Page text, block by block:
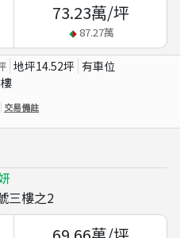
73.23萬/坪
87.27萬
地坪14.52坪 有車位
樓
交易備註
三樓之2